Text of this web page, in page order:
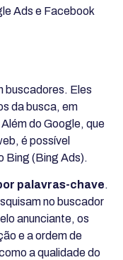
Ads e Facebook
buscadores. Eles
da busca, em
do Google, que
é possível
Bing (Bing Ads).
palavras-chave.
no buscador
anunciante, os
e a ordem de
a qualidade do